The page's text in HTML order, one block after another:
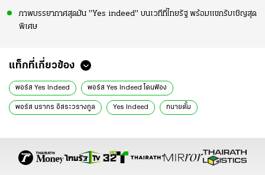
ภาพบรรยากาศสุดมัน "Yes indeed" บนเวทีที่ไทยรัฐ พร้อมแขกรับเชิญสุด
พิเศษ
แท็กที่เกี่ยวข้อง
พอร์ส Yes Indeed พอร์ส Yes Indeed โดนฟ้อง
พอร์ส นรากร อิสระวรางกูล Yes Indeed ทนายตั้ม